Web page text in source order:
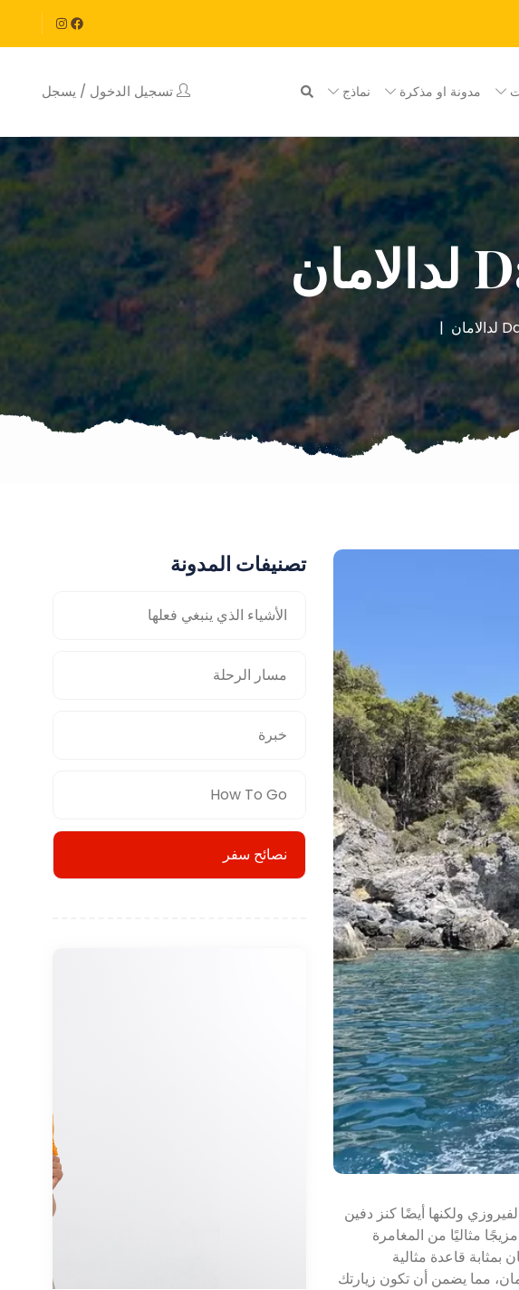
مدونة او مذكرة نماذج تسجيل الدخول / يسجل
ولكنها أيضًا كنز دفين
مثاليًا من المغامرة
بمثابة قاعدة مثالية
مما يضمن أن تكون زيارتك
تصنيفات المدونة
الأشياء الذي ينبغي فعلها
مسار الرحلة
خبرة
How To Go
نصائح سفر